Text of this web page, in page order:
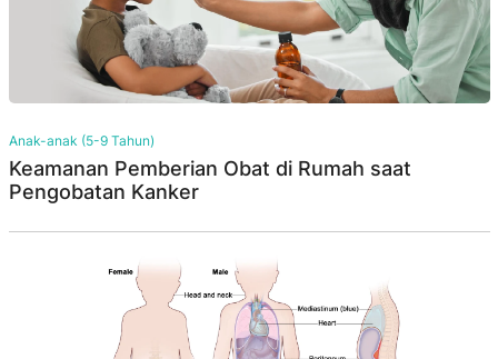
Anak-anak (5-9 Tahun)
Keamanan Pemberian Obat di Rumah saat
Pengobatan Kanker